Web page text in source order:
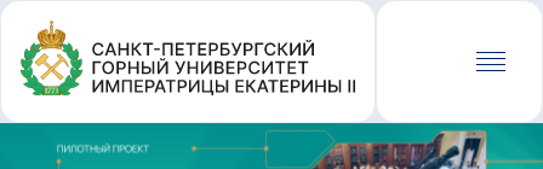
Перейти
основному
содержанию